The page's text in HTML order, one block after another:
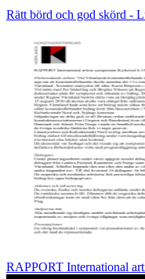
Rätt börd och god skörd -
RAPPORT International